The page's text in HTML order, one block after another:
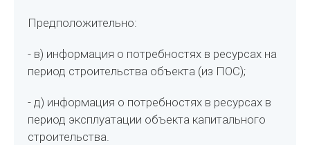
Предположительно:
- в) информация о потребностях в ресурсах на
период строительства объекта (из ПОС);
- д) информация о потребностях в ресурсах в
период эксплуатации объекта капитального
строительства.